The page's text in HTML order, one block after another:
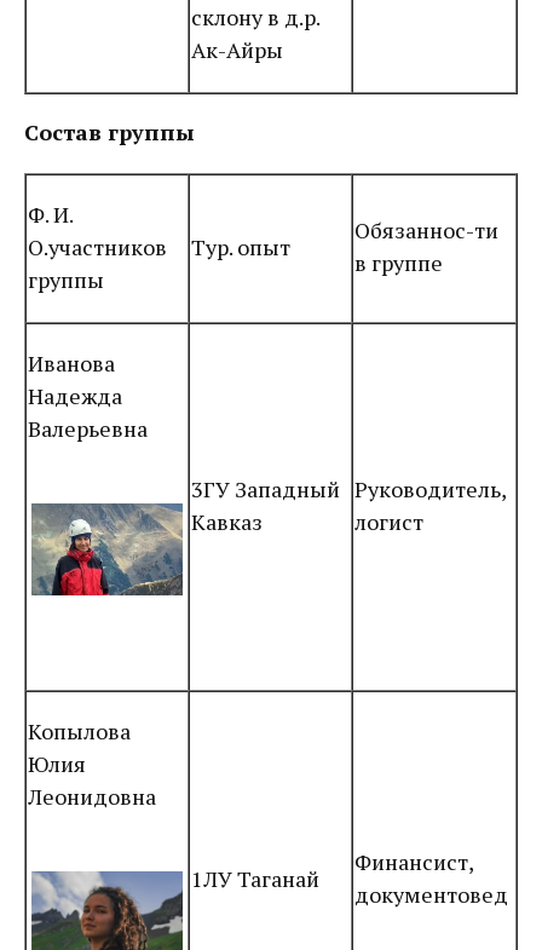
склону в д.р.
Ак-Айры
Состав группы
Ф. И.
О.участников
группы
Тур. опыт
Обязаннос-ти
в группе
Иванова
Надежда
Валерьевна
3ГУ Западный
Кавказ
Руководитель,
логист
Копылова
Юлия
Леонидовна
1ЛУ Таганай
Финансист,
документовед